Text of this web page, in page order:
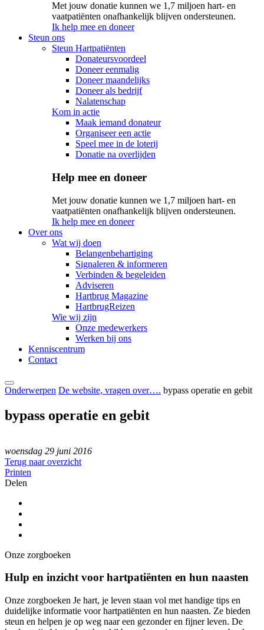
Met jouw donatie kunnen we 1,7 miljoen hart- en
vaatpatiënten onafhankelijk blijven ondersteunen.
Ik help mee en doneer
Steun ons
Steun Hartpatiënten
Donateursvoordeel
Doneer eenmalig
Doneer maandelijks
Doneer als bedrijf
Nalatenschap
Kom in actie
Maak iemand donateur
Organiseer een actie
Speel mee in de loterij
Donatie na overlijden
Help mee en doneer
Met jouw donatie kunnen we 1,7 miljoen hart- en
vaatpatiënten onafhankelijk blijven ondersteunen.
Ik help mee en doneer
Over ons
Wat wij doen
Belangenbehartiging
Signaleren & informeren
Verbinden & begeleiden
Adviseren
Hartbrug Magazine
HartbrugReizen
Wie wij zijn
Onze medewerkers
Werken bij ons
Kenniscentrum
Contact
Onderwerpen De website, vragen over…. bypass operatie en gebit
bypass operatie en gebit
woensdag 29 juni 2016
Terug naar overzicht
Printen
Delen
Onze zorgboeken
Hulp en inzicht voor hartpatiënten en hun naasten
Onze zorgboeken Je hart, je leven staan vol met handige tips en
duidelijke informatie voor hartpatiënten en hun naasten. Ze bieden
steun en helpen je op weg naar een gezonder en fijner leven. De